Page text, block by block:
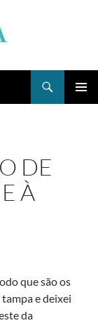
DE
À
que são os
e deixei
da